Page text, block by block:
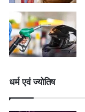
धर्म एवं ज्योतिष